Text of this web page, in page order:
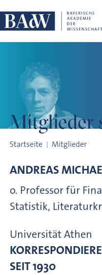
Mitglieder
Startseite Mitglieder
ANDREAS
o. Professor für
Statistik,
Universität Athen
SEIT 1930